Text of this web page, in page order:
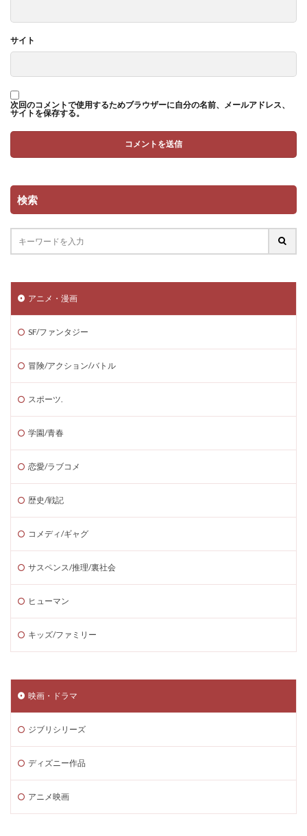
サイト
次回のコメントで使用するためブラウザーに自分の名前、メールアドレス、
サイトを保存する。
検索
アニメ・漫画
SF/ファンタジー
冒険/アクション/バトル
スポーツ.
学園/青春
恋愛/ラブコメ
歴史/戦記
コメディ/ギャグ
サスペンス/推理/裏社会
ヒューマン
キッズ/ファミリー
映画・ドラマ
ジブリシリーズ
ディズニー作品
アニメ映画